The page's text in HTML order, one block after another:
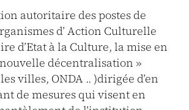
autoritaire des postes de
d’ Action Culturelle
d’Etat à la Culture, la mise en
nouvelle décentralisation »
villes, ONDA .. )dirigée d’en
de mesures qui visent en